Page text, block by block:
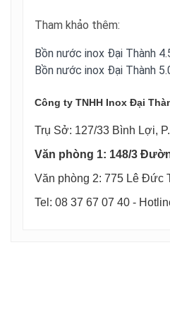
Tham khảo thêm:
Bồn nước inox Đại Thành
Bồn nước inox Đại Thành
Công ty TNHH Inox Đại
Trụ Sở: 127/33 Bình Lợi,
Văn phòng 1: 148/3
Văn phòng 2: 775 Lê Đức
Tel: 08 37 67 07 40 -